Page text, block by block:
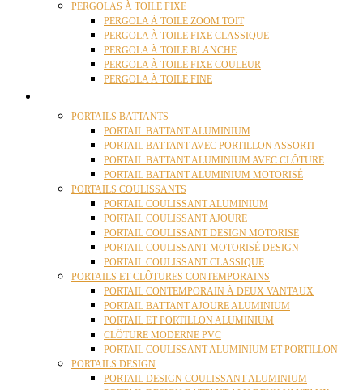
PERGOLAS À TOILE FIXE
PERGOLA À TOILE ZOOM TOIT
PERGOLA À TOILE FIXE CLASSIQUE
PERGOLA À TOILE BLANCHE
PERGOLA À TOILE FIXE COULEUR
PERGOLA À TOILE FINE
PORTAILS BATTANTS
PORTAIL BATTANT ALUMINIUM
PORTAIL BATTANT AVEC PORTILLON ASSORTI
PORTAIL BATTANT ALUMINIUM AVEC CLÔTURE
PORTAIL BATTANT ALUMINIUM MOTORISÉ
PORTAILS COULISSANTS
PORTAIL COULISSANT ALUMINIUM
PORTAIL COULISSANT AJOURE
PORTAIL COULISSANT DESIGN MOTORISE
PORTAIL COULISSANT MOTORISÉ DESIGN
PORTAIL COULISSANT CLASSIQUE
PORTAILS ET CLÔTURES CONTEMPORAINS
PORTAIL CONTEMPORAIN À DEUX VANTAUX
PORTAIL BATTANT AJOURE ALUMINIUM
PORTAIL ET PORTILLON ALUMINIUM
CLÔTURE MODERNE PVC
PORTAIL COULISSANT ALUMINIUM ET PORTILLON
PORTAILS DESIGN
PORTAIL DESIGN COULISSANT ALUMINIUM